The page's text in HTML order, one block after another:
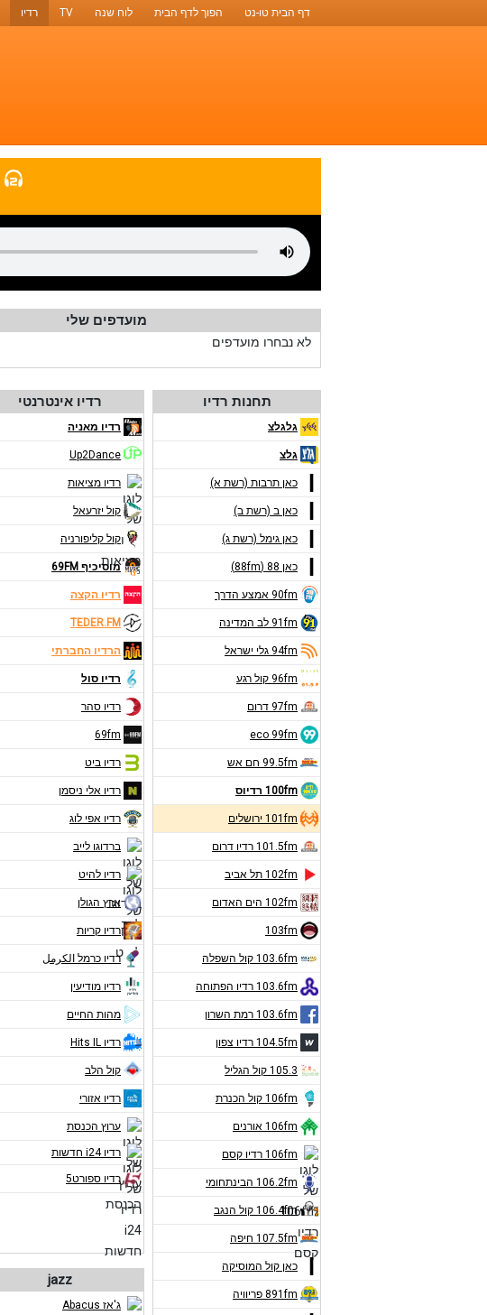
דף הבית טו-נט הפוך לדף הבית לוח שנה TV רדיו
מועדפים שלי
לא נבחרו מועדפים
תחנות רדיו
גלגלצ
גלצ
כאן תרבות (רשת א)
כאן ב (רשת ב)
כאן גימל (רשת ג)
כאן 88 (88fm)
90fm אמצע הדרך
91fm לב המדינה
94fm גלי ישראל
96fm קול רגע
97fm דרום
eco 99fm
99.5fm חם אש
100fm רדיוס
101fm ירושלים
101.5fm רדיו דרום
102fm תל אביב
102fm הים האדום
103fm
103.6fm קול השפלה
103.6fm רדיו הפתוחה
103.6fm רמת השרון
104.5fm רדיו צפון
105.3 קול הגליל
106fm קול הכנרת
106fm אורנים
106fm רדיו קסם
106.2fm הבינתחומי
106.4fm קול הנגב
107.5fm חיפה
כאן קול המוסיקה
891fm פריוויה
רדיו אינטרנטי
רדיו מאניה
Up2Dance
רדיו מציאות
קול יזרעאל
קול קליפורניה
מוסיכיף 69FM
רדיו הקצה
TEDER.FM
הרדיו החברתי
רדיו סול
רדיו סהר
69fm
רדיו ביט
רדיו אלי ניסמן
רדיו אפי לוג
ברדוגו לייב
רדיו להיט
ארץ הגולן
רדיו קריות
רדיו כרמל الكرمل
רדיו מודיעין
מהות החיים
רדיו Hits IL
קול הלב
רדיו אזורי
ערוץ הכנסת
רדיו i24 חדשות
רדיו ספורט5
jazz
ג'אז Abacus